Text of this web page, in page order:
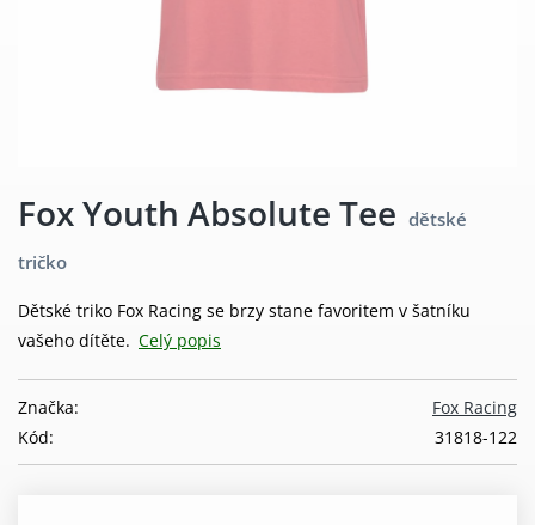
Fox Youth Absolute Tee dětské
tričko
Dětské triko Fox Racing se brzy stane favoritem v šatníku
vašeho dítěte. Celý popis
Fox Racing
Značka:
31818-122
Kód: